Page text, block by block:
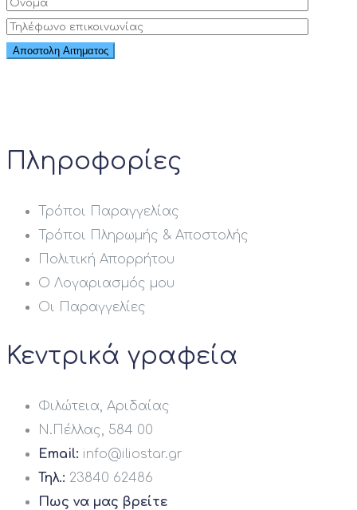
Πληροφορίες
Τρόποι Παραγγελίας
Τρόποι Πληρωμής & Αποστολής
Πολιτική Απορρήτου
Ο Λογαριασμός μου
Οι Παραγγελίες
Κεντρικά γραφεία
Φιλώτεια, Αριδαίας
Ν.Πέλλας, 584 00
Email: info@iliostar.gr
Τηλ.: 23840 62486
Πως να μας βρείτε